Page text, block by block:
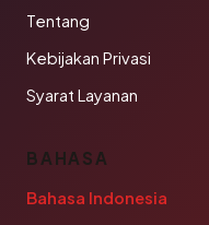
Tentang
Kebijakan Privasi
Syarat Layanan
BAHASA
Bahasa Indonesia